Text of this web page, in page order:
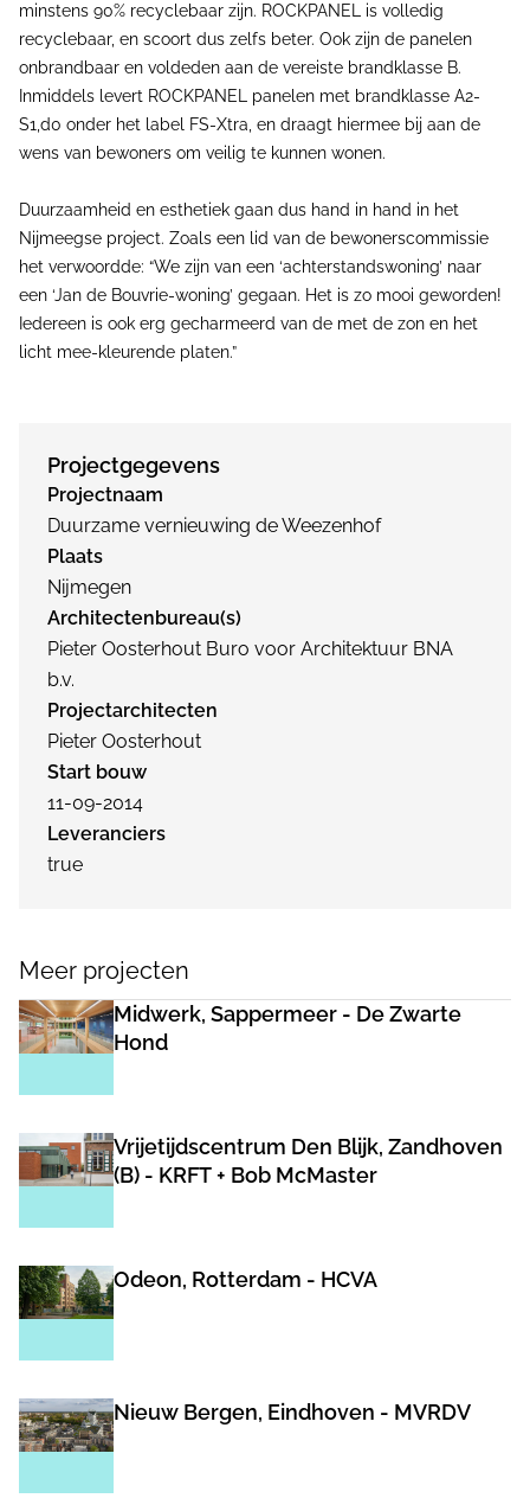
minstens 90% recyclebaar zijn. ROCKPANEL is volledig
recyclebaar, en scoort dus zelfs beter. Ook zijn de panelen
onbrandbaar en voldeden aan de vereiste brandklasse B.
Inmiddels levert ROCKPANEL panelen met brandklasse A2-
S1,d0 onder het label FS-Xtra, en draagt hiermee bij aan de
wens van bewoners om veilig te kunnen wonen.
Duurzaamheid en esthetiek gaan dus hand in hand in het
Nijmeegse project. Zoals een lid van de bewonerscommissie
het verwoordde: “We zijn van een ‘achterstandswoning’ naar
een ‘Jan de Bouvrie-woning’ gegaan. Het is zo mooi geworden!
Iedereen is ook erg gecharmeerd van de met de zon en het
licht mee-kleurende platen.”
Projectgegevens
Projectnaam
Duurzame vernieuwing de Weezenhof
Plaats
Nijmegen
Architectenbureau(s)
Pieter Oosterhout Buro voor Architektuur BNA
b.v.
Projectarchitecten
Pieter Oosterhout
Start bouw
11-09-2014
Leveranciers
true
Meer projecten
Midwerk, Sappermeer - De Zwarte
Hond
Vrijetijdscentrum Den Blijk, Zandhoven
(B) - KRFT + Bob McMaster
Odeon, Rotterdam - HCVA
Nieuw Bergen, Eindhoven - MVRDV